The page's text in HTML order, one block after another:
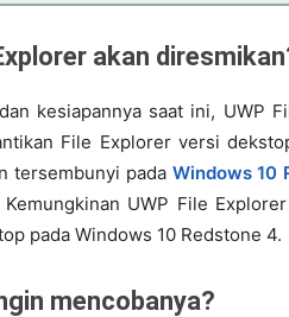
akan
kesiapannya saat ini, UWP
File Explorer versi
tersembunyi pada Windows 10
Kemungkinan UWP File
pada Windows 10 Redstone 4.
mencobanya?